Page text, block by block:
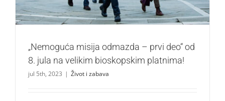
„Nemoguća misija odmazda – prvi deo“ od
8. jula na velikim bioskopskim platnima!
jul 5th, 2023 | Život i zabava